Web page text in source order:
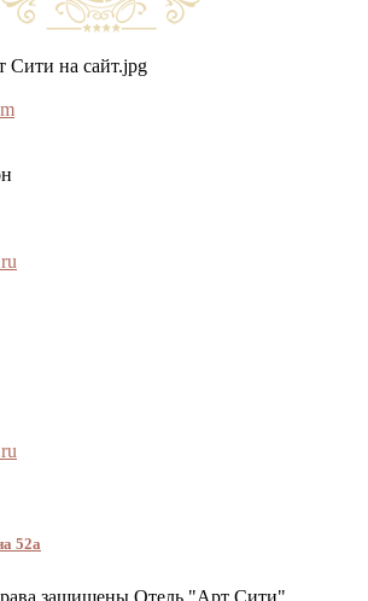
52а
защищены Отель "Арт Сити"